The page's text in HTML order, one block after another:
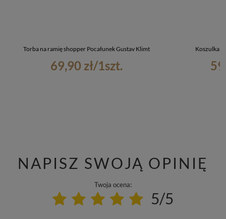
Torba na ramię shopper Pocałunek Gustav Klimt
69,90 zł/1szt.
Koszulka
NAPISZ SWOJĄ OPINIĘ
Twoja ocena:
5/5